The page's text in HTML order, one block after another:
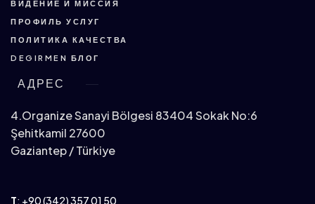
ВИДЕНИЕ И МИССИЯ
ПРОФИЛЬ УСЛУГ
ПОЛИТИКА КАЧЕСТВА
DEGIRMEN БЛОГ
АДРЕС
4.Organize Sanayi Bölgesi 83404 Sokak No:6
Şehitkamil 27600
Gaziantep / Türkiye
T: +90 (342) 357 01 50